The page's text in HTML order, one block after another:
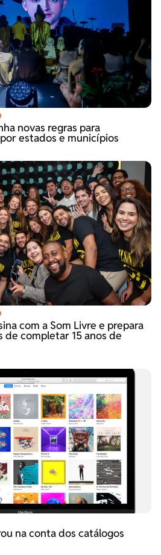
novas regras para
estados e municípios
com a Som Livre e prepara
de completar 15 anos de
na conta dos catálogos